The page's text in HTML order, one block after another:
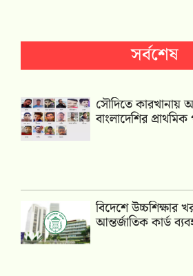
সর্বশেষ
সৌদিতে
বাংলাদেশির
বিদেশে উচ্চশিক্ষার
আন্তর্জাতিক কার্ড